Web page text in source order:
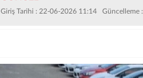
Giriş Tarihi : 22-06-2026 11:14 Güncelleme